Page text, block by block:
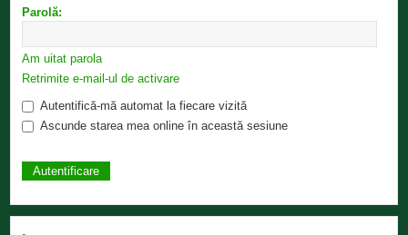
Parolă:
Am uitat parola
Retrimite e-mail-ul de activare
Autentifică-mă automat la fiecare vizită
Ascunde starea mea online în această sesiune